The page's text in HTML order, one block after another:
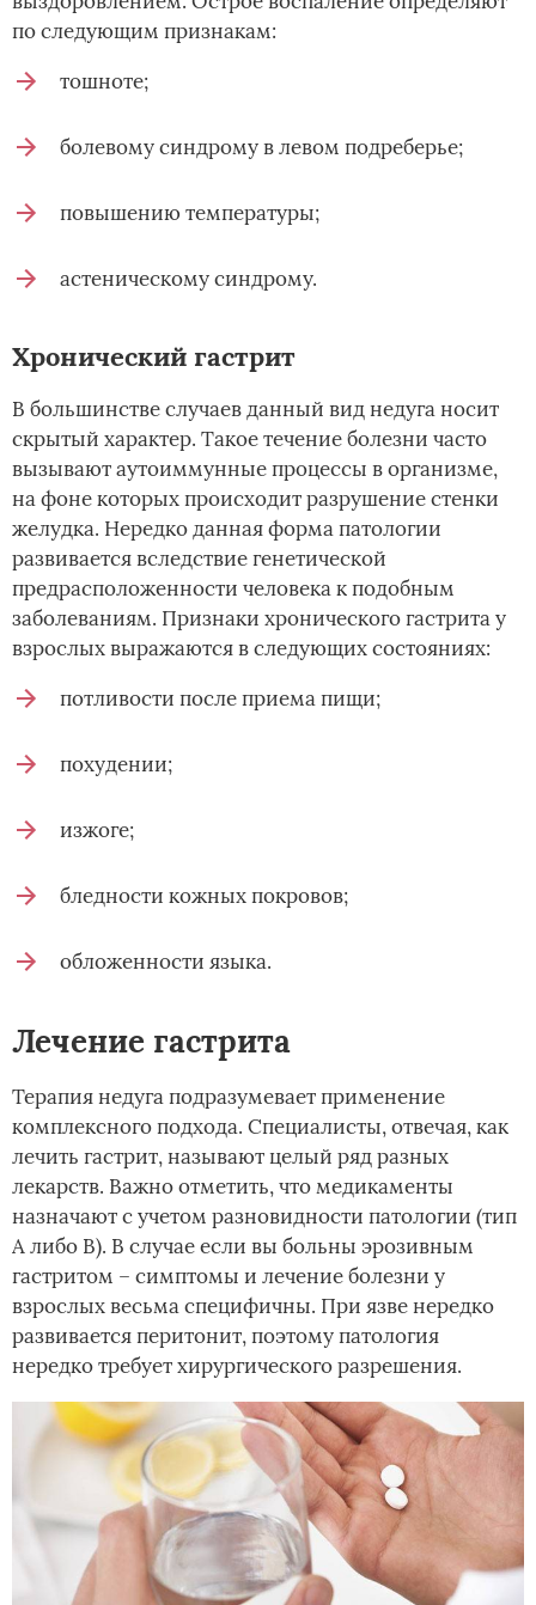
по следующим признакам:
тошноте;
болевому синдрому в левом подреберье;
повышению температуры;
астеническому синдрому.
Хронический гастрит
В большинстве случаев данный вид недуга носит
скрытый характер. Такое течение болезни часто
вызывают аутоиммунные процессы в организме,
на фоне которых происходит разрушение стенки
желудка. Нередко данная форма патологии
развивается вследствие генетической
предрасположенности человека к подобным
заболеваниям. Признаки хронического гастрита у
взрослых выражаются в следующих состояниях:
потливости после приема пищи;
похудении;
изжоге;
бледности кожных покровов;
обложенности языка.
Лечение гастрита
Терапия недуга подразумевает применение
комплексного подхода. Специалисты, отвечая, как
лечить гастрит, называют целый ряд разных
лекарств. Важно отметить, что медикаменты
назначают с учетом разновидности патологии (тип
А либо В). В случае если вы больны эрозивным
гастритом – симптомы и лечение болезни у
взрослых весьма специфичны. При язве нередко
развивается перитонит, поэтому патология
нередко требует хирургического разрешения.